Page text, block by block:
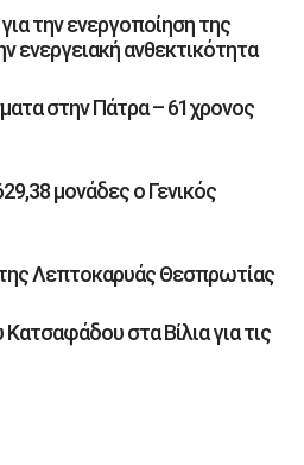
την ενεργοποίηση της
ενεργειακή ανθεκτικότητα
στην Πάτρα – 61χρονος
μονάδες ο Γενικός
Λεπτοκαρυάς Θεσπρωτίας
στα Βίλια για τις